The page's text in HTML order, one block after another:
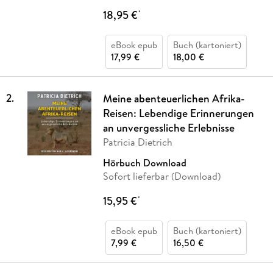
18,95 €*
eBook epub
17,99 €
Buch (kartoniert)
18,00 €
2.
Meine abenteuerlichen Afrika-
Reisen: Lebendige Erinnerungen
an unvergessliche Erlebnisse
Patricia Dietrich
Hörbuch Download
Sofort lieferbar (Download)
15,95 €*
eBook epub
7,99 €
Buch (kartoniert)
16,50 €